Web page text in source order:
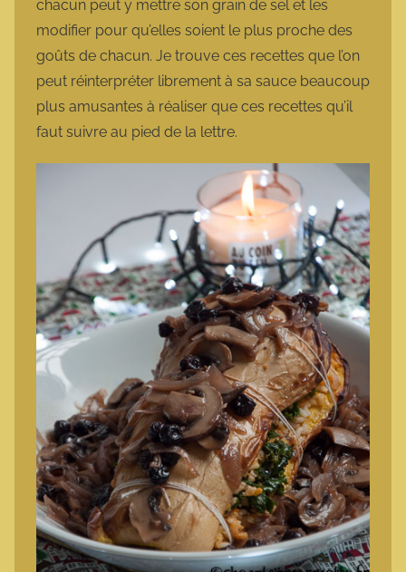
chacun peut y mettre son grain de sel et les
modifier pour qu’elles soient le plus proche des
goûts de chacun. Je trouve ces recettes que l’on
peut réinterpréter librement à sa sauce beaucoup
plus amusantes à réaliser que ces recettes qu’il
faut suivre au pied de la lettre.